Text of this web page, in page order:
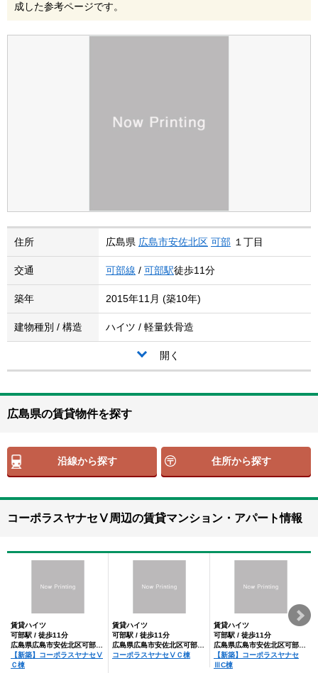
成した参考ページです。
住所 広島県 広島市安佐北区 可部 １丁目
交通 可部線 / 可部駅徒歩11分
築年 2015年11月 (築10年)
建物種別 / 構造 ハイツ / 軽量鉄骨造
開く
広島県の賃貸物件を探す
沿線から探す 住所から探す
コーポラスヤナセⅤ周辺の賃貸マンション・アパート情報
賃貸ハイツ
可部駅 / 徒歩11分
【新築】コーポラスヤナセⅤ
Ｃ棟
賃貸ハイツ
可部駅 / 徒歩11分
コーポラスヤナセⅤＣ棟
賃貸ハイツ
可部駅 / 徒歩11分
【新築】コーポラスヤナセ
ⅢC棟